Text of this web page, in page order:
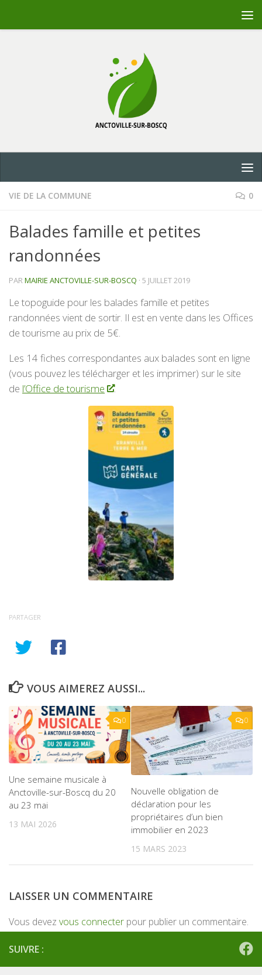
VIE DE LA COMMUNE 0
Balades famille et petites
randonnées
PARMAIRIE ANCTOVILLE-SUR-BOSCQ · 5 JUILLET 2019
Le topoguide pour les balades famille et petites
randonnées vient de sortir. Il est en vente dans les Offices
de tourisme au prix de 5€.
Les 14 fiches correspondantes aux balades sont en ligne
(vous pouvez les télécharger et les imprimer) sur le site
de l’Office de tourisme .
PARTAGER
VOUS AIMEREZ AUSSI...
0
Une semaine musicale à
Anctoville-sur-Boscq du 20
au 23 mai
13 MAI 2026
0
Nouvelle obligation de
déclaration pour les
propriétaires d’un bien
immobilier en 2023
15 MARS 2023
LAISSER UN COMMENTAIRE
Vous devez vous connecter pour publier un commentaire.
SUIVRE :